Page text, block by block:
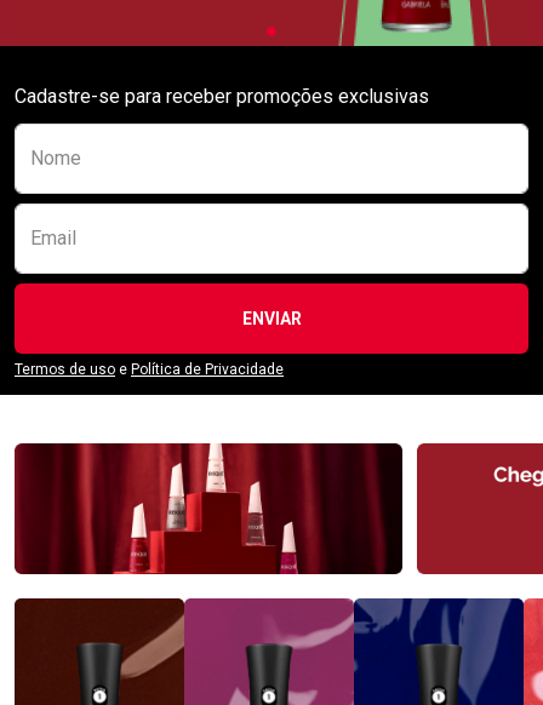
Cadastre-se para receber promoções exclusivas
Nome
Email
ENVIAR
Termos de uso e Política de Privacidade